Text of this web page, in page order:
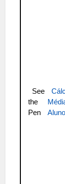
See
the
Pen